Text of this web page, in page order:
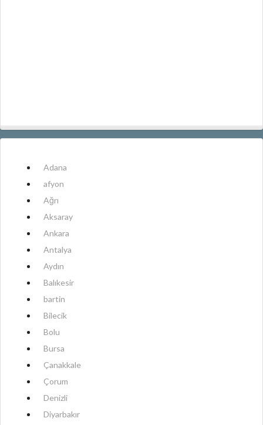
Adana
afyon
Ağrı
Aksaray
Ankara
Antalya
Aydın
Balıkesir
bartin
Bilecik
Bolu
Bursa
Çanakkale
Çorum
Denizli
Diyarbakır